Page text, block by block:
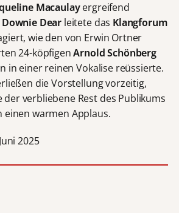
Macaulayergreifend
Dear leitete das Klangforum
wie den von Erwin Ortner
24-köpfigenArnold Schönberg
in einer reinen Vokalise reüssierte.
die Vorstellung vorzeitig,
verbliebene Rest des Publikums
warmen Applaus.
2025